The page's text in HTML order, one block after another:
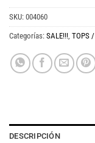
SKU: 004060
Categorías: SALE!!!, TOPS
DESCRIPCIÓN